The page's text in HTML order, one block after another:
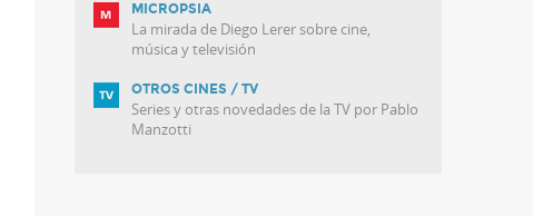
MICROPSIA
La mirada de Diego Lerer sobre cine,
música y televisión
OTROS CINES / TV
Series y otras novedades de la TV por Pablo
Manzotti